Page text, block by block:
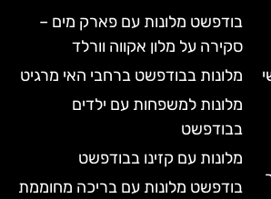
בודפשט מלונות עם פארק מים –
סקירה על מלון אקווה וורלד
מלונות בבודפשט ברחבי האי מרגיט
מלונות למשפחות עם ילדים
בבודפשט
מלונות עם קזינו בבודפשט
בודפשט מלונות עם בריכה מחוממת